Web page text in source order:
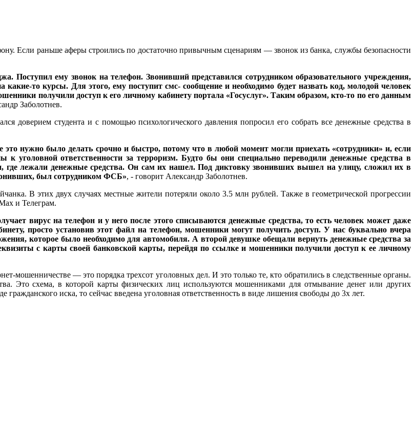
Если раньше аферы строились по достаточно привычным сценариям — звонок из банка, службы безопасности
Поступил ему звонок на телефон. Звонивший представился сотрудником образовательного учреждения,
какие-то курсы. Для этого, ему поступит смс- сообщение и необходимо будет назвать код, молодой человек
получили доступ к его личному кабинету портала «Госуслуг». Таким образом, кто-то по его данным
Заболотнев.
доверием студента и с помощью психологического давления попросил его собрать все денежные средства в
нужно было делать срочно и быстро, потому что в любой момент могли приехать «сотрудники» и, если
к уголовной ответственности за терроризм. Будто бы они специально переводили денежные средства в
где лежали денежные средства. Он сам их нашел. Под диктовку звонивших вышел на улицу, сложил их в
был сотрудником ФСБ», - говорит Александр Заболотнев.
В этих двух случаях местные жители потеряли около 3.5 млн рублей. Также в геометрической прогрессии
и Телеграм.
вирус на телефон и у него после этого списываются денежные средства, то есть человек может даже
просто установив этот файл на телефон, мошенники могут получить доступ. У нас буквально вчера
которое было необходимо для автомобиля. А второй девушке обещали вернуть денежные средства за
с карты своей банковской карты, перейдя по ссылке и мошенники получили доступ к ее личному
мошенничестве — это порядка трехсот уголовных дел. И это только те, кто обратились в следственные органы.
Это схема, в которой карты физических лиц используются мошенниками для отмывание денег или других
иска, то сейчас введена уголовная ответственность в виде лишения свободы до 3х лет.